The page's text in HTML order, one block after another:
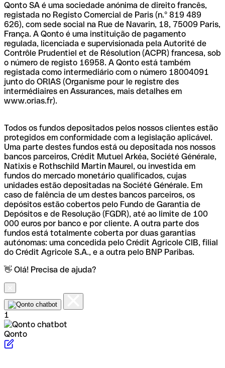
Qonto SA é uma sociedade anónima de direito francês,
registada no Registo Comercial de Paris (n.º 819 489
626), com sede social na Rue de Navarin, 18, 75009 Paris,
França. A Qonto é uma instituição de pagamento
regulada, licenciada e supervisionada pela Autorité de
Contrôle Prudentiel et de Résolution (ACPR) francesa, sob
o número de registo 16958. A Qonto está também
registada como intermediário com o número 18004091
junto do ORIAS (Organisme pour le registre des
intermédiaires en Assurances, mais detalhes em
www.orias.fr).
Todos os fundos depositados pelos nossos clientes estão
protegidos em conformidade com a legislação aplicável.
Uma parte destes fundos está ou depositada nos nossos
bancos parceiros, Crédit Mutuel Arkéa, Société Générale,
Natixis e Rothschild Martin Maurel, ou investida em
fundos do mercado monetário qualificados, cujas
unidades estão depositadas na Société Générale. Em
caso de falência de um destes bancos parceiros, os
depósitos estão cobertos pelo Fundo de Garantia de
Depósitos e de Resolução (FGDR), até ao limite de 100
000 euros por banco e por cliente. A outra parte dos
fundos está totalmente coberta por duas garantias
autónomas: uma concedida pelo Crédit Agricole CIB, filial
do Crédit Agricole S.A., e a outra pelo BNP Paribas.
👋 Olá! Precisa de ajuda?
1
Qonto